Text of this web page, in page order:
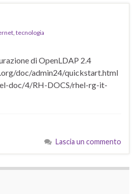
tecnologia
di OpenLDAP 2.4
doc/admin24/quickstart.html
doc/4/RH-DOCS/rhel-rg-it-
Lascia un commento